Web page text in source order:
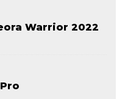
Warrior 2022